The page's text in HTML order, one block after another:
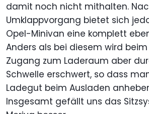
damit noch nicht mithalten.
Umklappvorgang bietet sich
Opel-Minivan eine komplett
Anders als bei diesem wird
Zugang zum Laderaum aber
Schwelle erschwert, so dass
Ladegut beim Ausladen
Insgesamt gefällt uns das